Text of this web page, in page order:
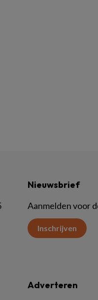
Nieuwsbrief
Aanmelden voor
Inschrijven
Adverteren